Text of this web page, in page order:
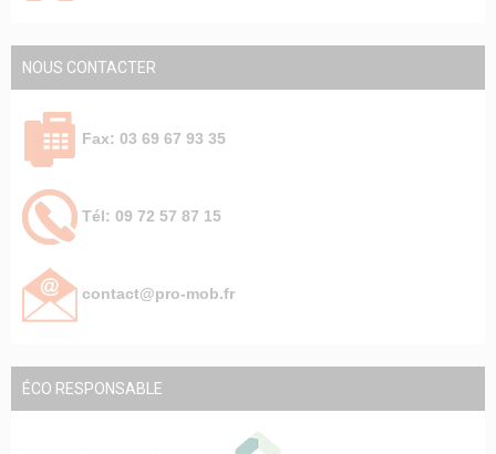
NOUS CONTACTER
Fax: 03 69 67 93 35
Tél: 09 72 57 87 15
contact@pro-mob.fr
ÉCO RESPONSABLE